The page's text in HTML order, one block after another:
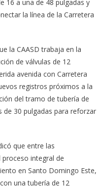
16 a una de 48 pulgadas y
la línea de la Carretera
la CAASD trabaja en la
de válvulas de 12
avenida con Carretera
registros próximos a la
del tramo de tubería de
de 30 pulgadas para reforzar
que entre las
integral de
en Santo Domingo Este,
una tubería de 12